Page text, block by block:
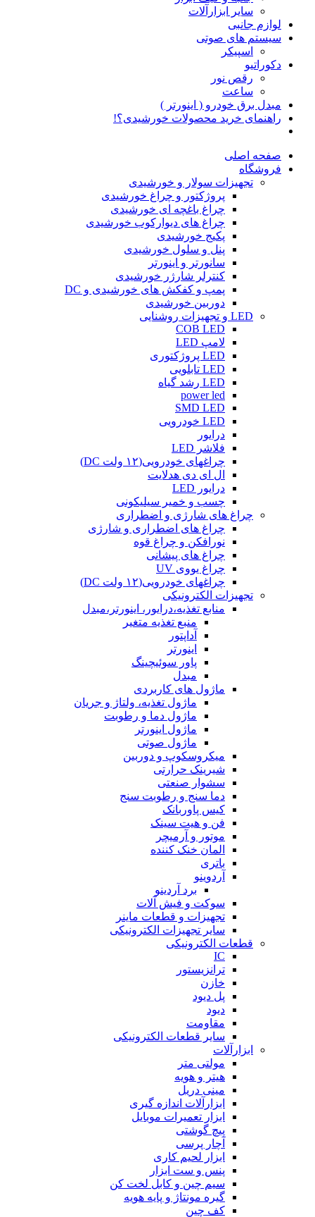
سایر ابزارآلات
لوازم جانبی
سیستم های صوتی
اسپیکر
دکوراتیو
رقص نور
ساعت
مبدل برق خودرو ( اینورتر )
راهنمای خرید محصولات خورشیدی؟!
صفحه اصلی
فروشگاه
تجهیزات سولار و خورشیدی
پروژکتور و چراغ خورشیدی
چراغ باغچه ای خورشیدی
چراغ های دیوارکوب خورشیدی
پکیج خورشیدی
پنل و سلول خورشیدی
سانورتر و اینورتر
کنترلر شارژر خورشیدی
پمپ و کفکش های خورشیدی و DC
دوربین خورشیدی
LED و تجهیزات روشنایی
COB LED
لامپ LED
LED پروژکتوری
LED تابلویی
LED رشد گیاه
power led
SMD LED
LED خودرویی
درایور
فلاشر LED
چراغهای خودرویی(۱۲ ولت DC)
ال ای دی هدلایت
درایور LED
چسب و خمیر سیلیکونی
چراغ های شارژی و اضطراری
چراغ های اضطراری و شارژی
نورافکن و چراغ قوه
چراغ های پیشانی
چراغ یووی UV
چراغهای خودرویی(۱۲ ولت DC)
تجهیزات الکترونیکی
منابع تغذیه،درایور، اینورتر،مبدل
منبع تغذیه متغیر
آداپتور
اینورتر
پاور سوئیچینگ
مبدل
ماژول های کاربردی
ماژول تغذیه، ولتاژ و جریان
ماژول دما و رطوبت
ماژول اینورتر
ماژول صوتی
میکروسکوپ و دوربین
شیرینک حرارتی
سشوار صنعتی
دما سنج و رطوبت سنج
کیس پاوربانک
فن و هیت سینک
موتور و آرمیچر
المان خنک کننده
باتری
آردوینو
برد آردینو
سوکت و فیش آلات
تجهیزات و قطعات ماینر
سایر تجهیزات الکترونیکی
قطعات الکترونیکی
IC
ترانزیستور
خازن
پل دیود
دیود
مقاومت
سایر قطعات الکترونیکی
ابزارآلات
مولتی متر
هیتر و هویه
مینی دریل
ابزارآلات اندازه گیری
ابزار تعمیرات موبایل
پیچ گوشتی
آچار پرسی
ابزار لحیم کاری
پنس و ست ابزار
سیم چین و کابل لخت کن
گیره مونتاژ و پایه هویه
کف چین